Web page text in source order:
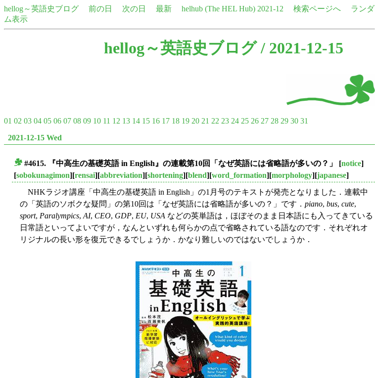
hellog～英語史ブログ 前の日 次の日 最新 helhub (The HEL Hub) 2021-12 検索ページへ
ランダ
ム表示
hellog～英語史ブログ/ 2021-12-15
01 02 03 04 05 06 07 08 09 10 11 12 13 14 15 16 17 18 19 20 21 22 23 24 25 26 27 28 29 30 31
2021-12-15 Wed
#4615. 『中高生の基礎英語 in English』の連載第10回「なぜ英語には省略語が多いの？」 [notice]
[sobokunagimon][rensai][abbreviation][shortening][blend][word_formation][morphology][japanese]
NHKラジオ講座「中高生の基礎英語 in English」の1月号のテキストが発売となりました．連載中
の「英語のソボクな疑問」の第10回は「なぜ英語には省略語が多いの？」です． piano, bus, cute,
sport, Paralympics, AI, CEO, GDP, EU, USA などの英単語は，ほぼそのまま日本語にも入ってきている
日常語といってよいですが，なんといずれも何らかの点で省略されている語なのです．それぞれオ
リジナルの長い形を復元できるでしょうか．かなり難しいのではないでしょうか．